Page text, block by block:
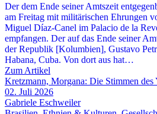
Der dem Ende seiner Amtszeit
am Freitag mit militärischen Ehrungen
Miguel Díaz-Canel im Palacio de la
empfangen. Der auf das Ende seiner
der Republik [Kolumbien], Gustavo
Habana, Cuba. Von dort aus hat…
Zum Artikel
Kretzmann, Morgana: Die Stimmen des
02. Juli 2026
Gabriele Eschweiler